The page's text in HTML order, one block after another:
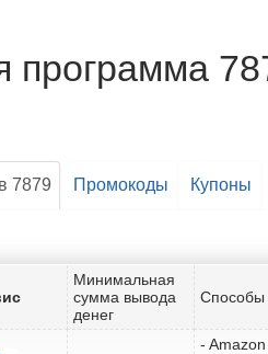
программа
7879 Промокоды Купоны
Минимальная
сумма вывода
денег
Способы
-